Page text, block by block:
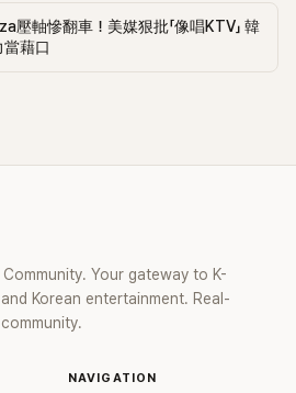
壓軸慘翻車！美媒狠批「像唱KTV」 韓
藉口
Your gateway to K-
Korean entertainment. Real-
NAVIGATION